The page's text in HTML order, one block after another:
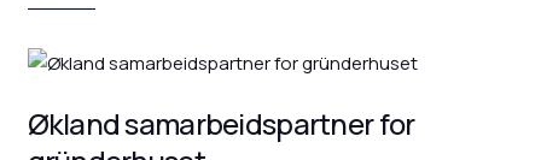
Økland samarbeidspartner for